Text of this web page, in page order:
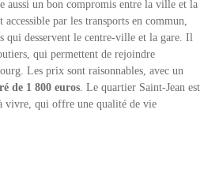
aussi un bon compromis entre la ville et la
par les transports en commun,
qui desservent le centre-ville et la gare. Il
qui permettent de rejoindre
Les prix sont raisonnables, avec un
de 1 800 euros. Le quartier Saint-Jean est
vivre, qui offre une qualité de vie